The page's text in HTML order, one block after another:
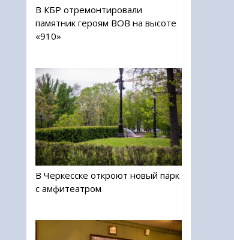
В КБР отремонтировали
памятник героям ВОВ на высоте
«910»
В Черкесске откроют новый парк
с амфитеатром